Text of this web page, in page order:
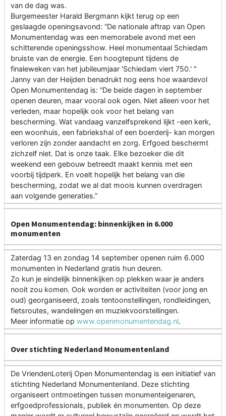
van de dag was.
Burgemeester Harald Bergmann kijkt terug op een
geslaagde openingsavond: “De nationale aftrap van Open
Monumentendag was een memorabele avond met een
schitterende openingsshow. Heel monumentaal Schiedam
bruiste van de energie. Een hoogtepunt tijdens de
finaleweken van het jubileumjaar 'Schiedam viert 750.' "
Janny van der Heijden benadrukt nog eens hoe waardevol
Open Monumentendag is: “De beide dagen in september
openen deuren, maar vooral ook ogen. Niet alleen voor het
verleden, maar hopelijk ook voor het belang van
bescherming. Wat vandaag vanzelfsprekend lijkt -een kerk,
een woonhuis, een fabriekshal of een boerderij- kan morgen
verloren zijn zonder aandacht en zorg. Erfgoed beschermt
zichzelf niet. Dat is onze taak. Elke bezoeker die dit
weekend een gebouw betreedt maakt kennis met een
voorbij tijdperk. En voelt hopelijk het belang van die
bescherming, zodat we al dat moois kunnen overdragen
aan volgende generaties.”
Open Monumentendag: binnenkijken in 6.000
monumenten
Zaterdag 13 en zondag 14 september openen ruim 6.000
monumenten in Nederland gratis hun deuren.
Zo kun je eindelijk binnenkijken op plekken waar je anders
nooit zou komen. Ook worden er activiteiten (voor jong en
oud) georganiseerd, zoals tentoonstellingen, rondleidingen,
fietsroutes, wandelingen en muziekvoorstellingen.
Meer informatie op www.openmonumentendag.nl.
Over stichting Nederland Monumentenland
De VriendenLoterij Open Monumentendag is een initiatief van
stichting Nederland Monumentenland. Deze stichting
organiseert ontmoetingen tussen monumenteigenaren,
erfgoedprofessionals, publiek én monumenten. Op deze